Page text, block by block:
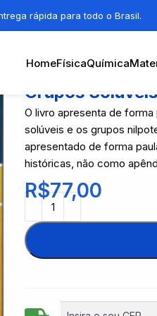
rápida para todo o Brasil.
HomeFísicaQuímica
Grupos
O livro apresenta de
solúveis e os grupos
apresentado de forma
históricas, não como
R$77,00